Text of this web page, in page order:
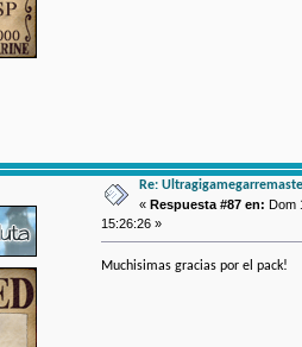
Re:
«Respuesta #87 en: Dom
15:26:26 »
Muchisimas gracias por el pack!